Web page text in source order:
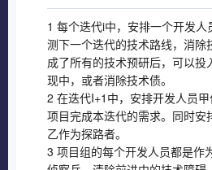
1 每个迭代i中，安排一个开发
测下一个迭代的技术路线，消除
成了所有的技术预研后，可以投
现中，或者消除技术债。
2 在迭代I+1中，安排开发人员
项目完成本迭代的需求。同时安
乙作为探路者。
3 项目组的每个开发人员都是作